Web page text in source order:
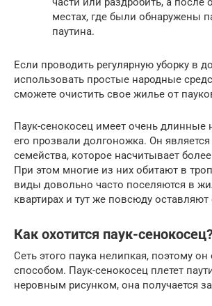
местах, где были обнаружены
паутина.
Если проводить регулярную уборку в
использовать простые народные
сможете очистить свое жилье от
Паук-сенокосец имеет очень длинные
его прозвали долгоножка. Он
семейства, которое насчитывает
При этом многие из них обитают в
виды довольно часто поселяются в
квартирах и тут же повсюду
Как охотится паук-
Сеть этого паука нелипкая, поэтому он
способом. Паук-сенокосец плетет
неровным рисунком, она получается